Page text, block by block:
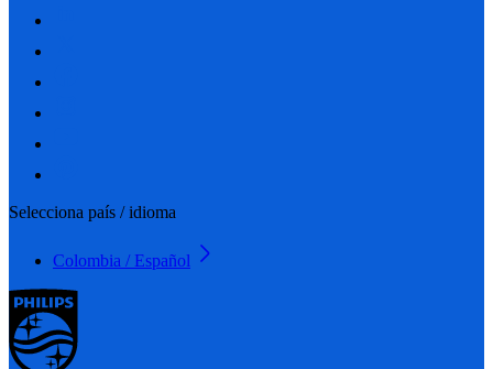
Selecciona país / idioma
Colombia / Español